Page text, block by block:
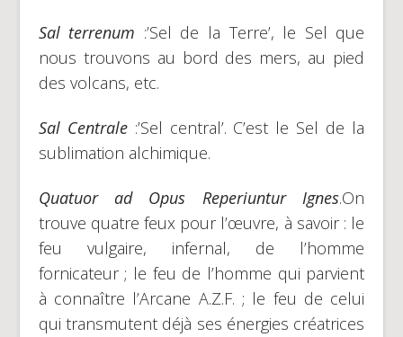
Sal terrenum :’Sel de la Terre’, le Sel que
nous trouvons au bord des mers, au pied
des volcans, etc.
Sal Centrale :’Sel central’. C’est le Sel de la
sublimation alchimique.
Quatuor ad Opus Reperiuntur Ignes.On
trouve quatre feux pour l’œuvre, à savoir : le
feu vulgaire, infernal, de l’homme
fornicateur ; le feu de l’homme qui parvient
à connaître l’Arcane A.Z.F. ; le feu de celui
qui transmutent déjà ses énergies créatrices